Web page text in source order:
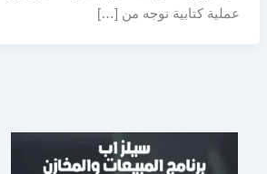
عملية كتابية نوجه من […]